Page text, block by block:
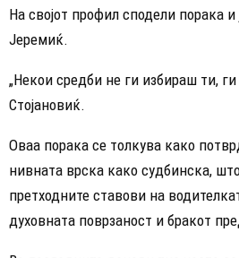
На својот профил сподели порака и
Јеремиќ.
„Некои средби не ги избираш ти,
Стојановиќ.
Оваа порака се толкува како
нивната врска како судбинска,
претходните ставови на
духовната поврзаност и бракот